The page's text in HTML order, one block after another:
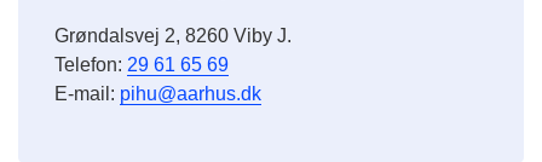
Grøndalsvej 2, 8260 Viby J.
Telefon: 29 61 65 69
E-mail: pihu@aarhus.dk